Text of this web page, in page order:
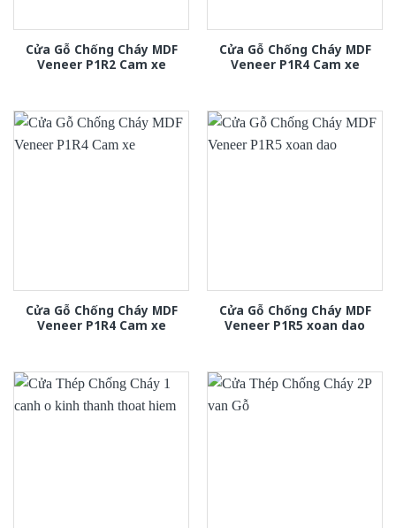
Cửa Gỗ Chống Cháy MDF
Veneer P1R2 Cam xe
Cửa Gỗ Chống Cháy MDF
Veneer P1R4 Cam xe
Cửa Gỗ Chống Cháy MDF
Veneer P1R4 Cam xe
Cửa Gỗ Chống Cháy MDF
Veneer P1R5 xoan dao